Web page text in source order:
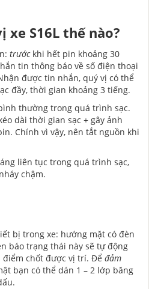
xe S16L thế nào?
trước khi hết pin khoảng 30
tin thông báo về số điện thoại
được tin nhắn, quý vị có thể
đầy, thời gian khoảng 3 tiếng.
thường trong quá trình sạc.
dài thời gian sạc + gây ảnh
Chính vì vậy, nên tắt nguồn khi
liên tục trong quá trình sạc,
chậm.
bị trong xe: hướng mặt có đèn
báo trạng thái này sẽ tự động
điểm chốt được vị trí. Để đảm
bạn có thể dán 1 – 2 lớp băng